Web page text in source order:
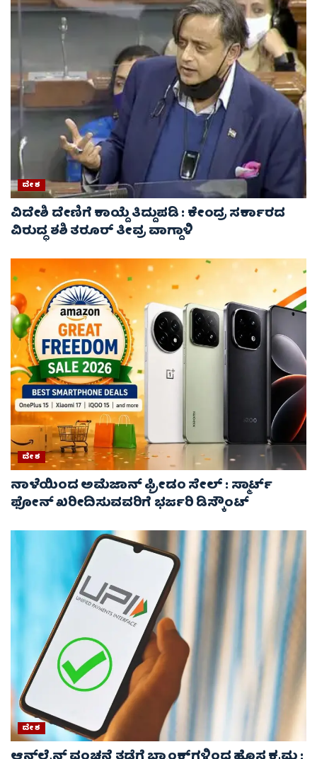
ದೇಶ
ವಿದೇಶಿ ದೇಣಿಗೆ ಕಾಯ್ದೆ ತಿದ್ದುಪಡಿ : ಕೇಂದ್ರ ಸರ್ಕಾರದ
ವಿರುದ್ಧ ಶಶಿ ತರೂರ್ ತೀವ್ರ ವಾಗ್ದಾಳಿ
ದೇಶ
ನಾಳೆಯಿಂದ ಅಮೆಜಾನ್ ಫ್ರೀಡಂ ಸೇಲ್ : ಸ್ಮಾರ್ಟ್
ಫೋನ್ ಖರೀದಿಸುವವರಿಗೆ ಭರ್ಜರಿ ಡಿಸ್ಕೌಂಟ್
ದೇಶ